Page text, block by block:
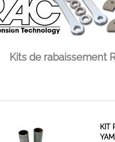
Kits de rabaissement
KIT